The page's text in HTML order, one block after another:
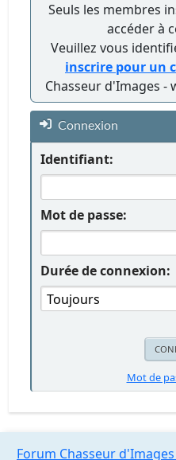
Seuls les membres
accéder à
Veuillez vous
inscrire pour un
Chasseur d'Images -
Connexion
Identifiant:
Mot de passe:
Durée de connexion:
Mot de
Forum Chasseur